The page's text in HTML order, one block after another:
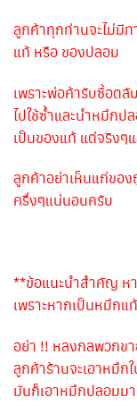
ลูกค้าทุกท่านจะไม่มี
แท้ หรือ ของปลอม
เพราะพ่อค้ารับซื้อต
ไปใช้ซ้ำและนำหมึกป
เป็นของแท้ แต่จริงๆ
ลูกค้าอย่าเห็นแก่ขอ
ครึ่งๆแน่นอนครับ
**ข้อแนะนำสำคัญ ห
เพราะหากเป็นหมึกแ
อย่า !! หลงกลพวกข
ลูกค้าร้านจะเอาหมึก
มันก็เอาหมึกปลอมม